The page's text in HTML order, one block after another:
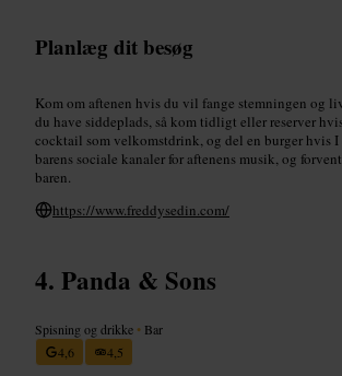
Planlæg dit besøg
Kom om aftenen hvis du vil fange stemningen og
du have siddeplads, så kom tidligt eller reserver
cocktail som velkomstdrink, og del en burger hvis I
barens sociale kanaler for aftenens musik, og
baren.
https://www.freddysedin.com/
Panda & Sons
Spisning og drikke • Bar
4,6
4,5